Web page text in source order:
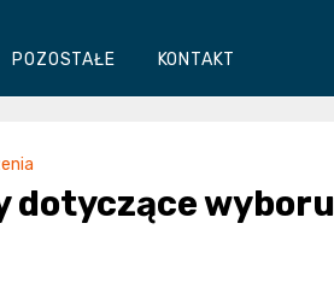
POZOSTAŁE KONTAKT
dotyczące wyboru